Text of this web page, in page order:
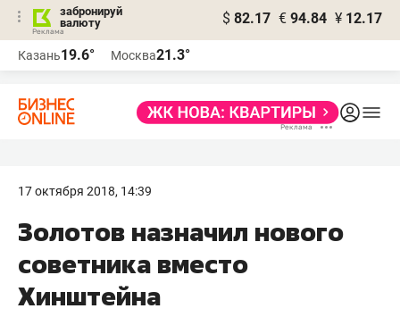
забронируй
валюту
$ 82.17 € 94.84 ¥ 12.17
Казань19.6° Москва21.3°
17 октября 2018, 14:39
Золотов назначил нового
советника вместо
Хинштейна